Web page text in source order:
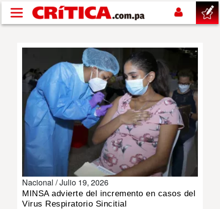
Pasar al contenido principal
SUCESOS
NACIONAL
POLÍTICA
DEPORTES
Nacional /Julio 19, 2026
MINSA advierte del incremento en casos del
Virus Respiratorio Sincitial